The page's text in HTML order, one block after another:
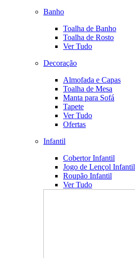
Banho
Toalha de Banho
Toalha de Rosto
Ver Tudo
Decoração
Almofada e Capas
Toalha de Mesa
Manta para Sofá
Tapete
Ver Tudo
Ofertas
Infantil
Cobertor Infantil
Jogo de Lençol Infantil
Roupão Infantil
Ver Tudo